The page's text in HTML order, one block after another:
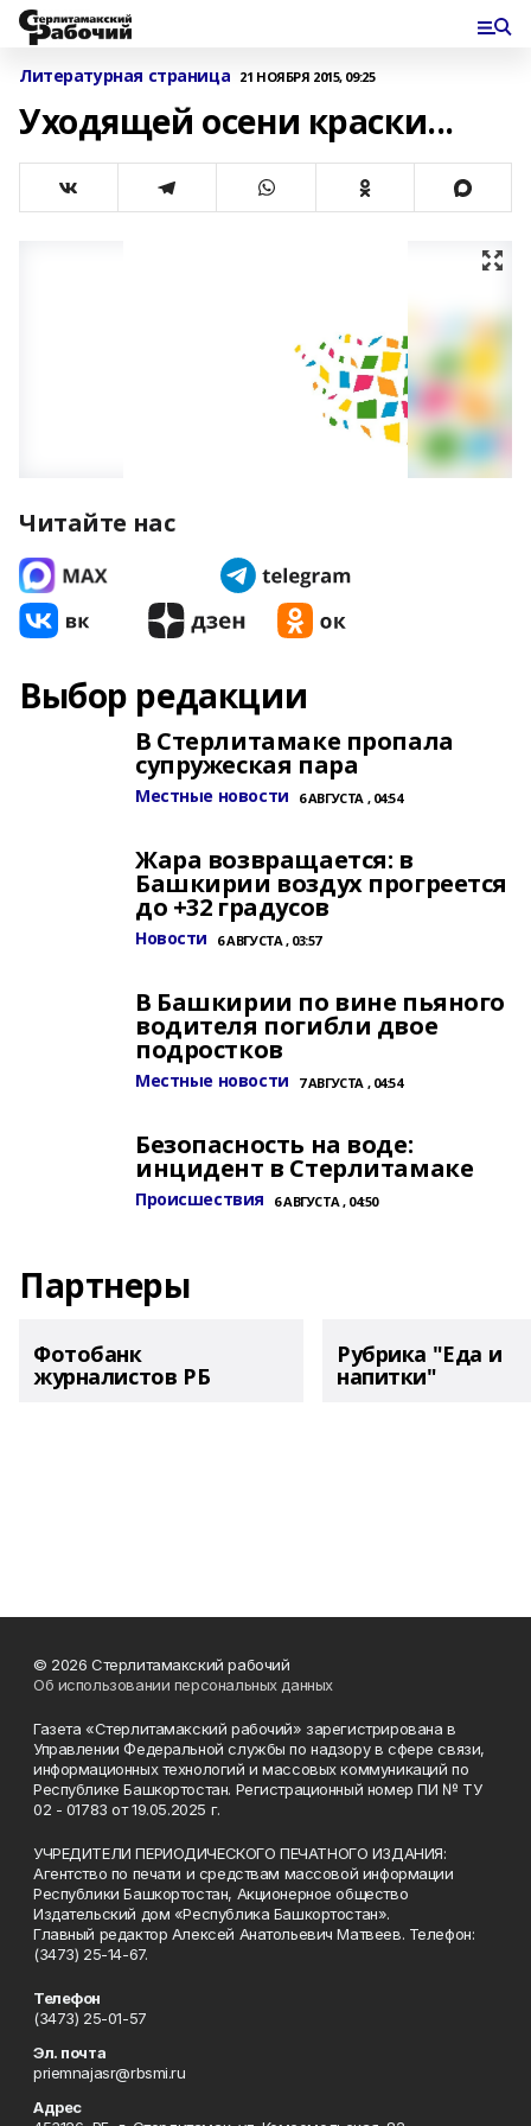
Литературная страница 21 НОЯБРЯ 2015, 09:25
Уходящей осени краски...
Читайте нас
Выбор редакции
В Стерлитамаке пропала
супружеская пара
Местные новости 6 АВГУСТА , 04:54
Жара возвращается: в
Башкирии воздух прогреется
до +32 градусов
Новости 6 АВГУСТА , 03:57
В Башкирии по вине пьяного
водителя погибли двое
подростков
Местные новости 7 АВГУСТА , 04:54
Безопасность на воде:
инцидент в Стерлитамаке
Происшествия 6 АВГУСТА , 04:50
Партнеры
Фотобанк
журналистов РБ
Рубрика "Еда и
напитки"
© 2026 Стерлитамакский рабочий
Об использовании персональных данных
Газета «Стерлитамакский рабочий» зарегистрирована в
Управлении Федеральной службы по надзору в сфере связи,
информационных технологий и массовых коммуникаций по
Республике Башкортостан. Регистрационный номер ПИ № ТУ
02 - 01783 от 19.05.2025 г.
УЧРЕДИТЕЛИ ПЕРИОДИЧЕСКОГО ПЕЧАТНОГО ИЗДАНИЯ:
Агентство по печати и средствам массовой информации
Республики Башкортостан, Акционерное общество
Издательский дом «Республика Башкортостан».
Главный редактор Алексей Анатольевич Матвеев. Телефон:
(3473) 25-14-67.
Телефон
(3473) 25-01-57
Эл. почта
priemnajasr@rbsmi.ru
Адрес